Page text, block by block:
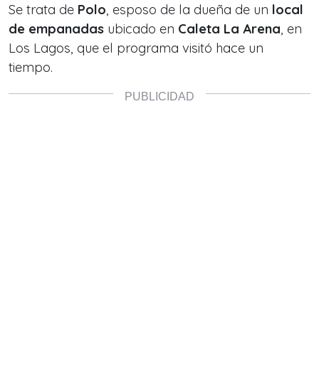
Se trata de Polo, esposo de la dueña de un local
de empanadas ubicado en Caleta La Arena, en
Los Lagos, que el programa visitó hace un
tiempo.